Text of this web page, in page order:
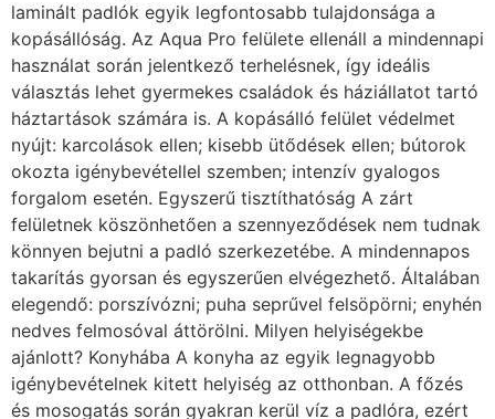
laminált padlók egyik legfontosabb tulajdonsága a
kopásállóság. Az Aqua Pro felülete ellenáll a mindennapi
használat során jelentkező terhelésnek, így ideális
választás lehet gyermekes családok és háziállatot tartó
háztartások számára is. A kopásálló felület védelmet
nyújt: karcolások ellen; kisebb ütődések ellen; bútorok
okozta igénybevétellel szemben; intenzív gyalogos
forgalom esetén. Egyszerű tisztíthatóság A zárt
felületnek köszönhetően a szennyeződések nem tudnak
könnyen bejutni a padló szerkezetébe. A mindennapos
takarítás gyorsan és egyszerűen elvégezhető. Általában
elegendő: porszívózni; puha seprűvel felsöpörni; enyhén
nedves felmosóval áttörölni. Milyen helyiségekbe
ajánlott? Konyhába A konyha az egyik legnagyobb
igénybevételnek kitett helyiség az otthonban. A főzés
és mosogatás során gyakran kerül víz a padlóra, ezért